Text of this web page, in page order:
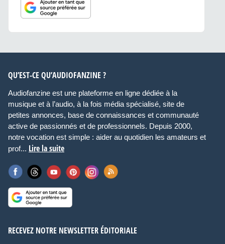
QU’EST-CE QU’AUDIOFANZINE ?
Audiofanzine est une plateforme en ligne dédiée à la
musique et à l’audio, à la fois média spécialisé, site de
petites annonces, base de connaissances et communauté
active de passionnés et de professionnels. Depuis 2000,
notre vocation est simple : aider au quotidien les amateurs et
prof... Lire la suite
RECEVEZ NOTRE NEWSLETTER ÉDITORIALE